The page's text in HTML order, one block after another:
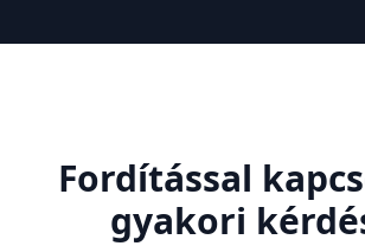
Fordítással
gyakori